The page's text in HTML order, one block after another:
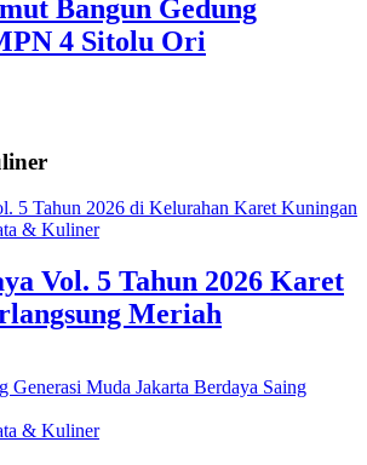
Bangun Gedung
4 Sitolu Ori
& Kuliner
Vol. 5 Tahun 2026 Karet
Meriah
& Kuliner